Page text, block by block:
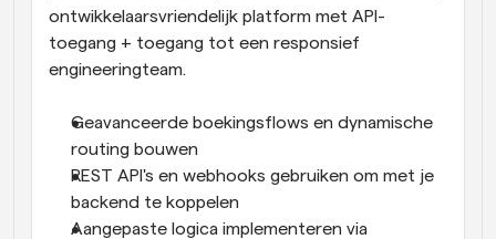
ontwikkelaarsvriendelijk platform met API-
toegang + toegang tot een responsief
engineeringteam.
Geavanceerde boekingsflows en dynamische
routing bouwen
REST API's en webhooks gebruiken om met je
backend te koppelen
Aangepaste logica implementeren via